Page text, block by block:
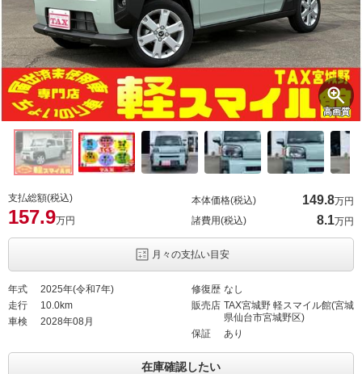
高画質
支払総額(税込)
157.9万円
本体価格(税込) 149.8万円
諸費用(税込)
8.1万円
月々の支払い目安
年式
2025年(令和7年)
走行
10.0km
車検
2028年08月
修復歴 なし
販売店 TAX宮城野 軽スマイル館(宮城
県仙台市宮城野区)
保証
あり
在庫確認したい